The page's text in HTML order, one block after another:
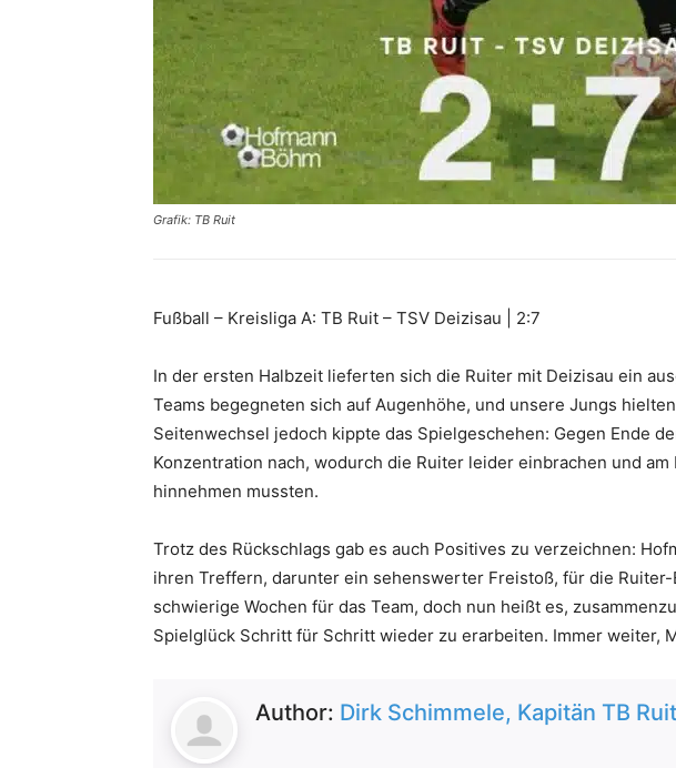
Grafik: TB Ruit
Fußball – Kreisliga A: TB Ruit – TSV Deizisau | 2:7
In der ersten Halbzeit lieferten sich die Ruiter mit Deizisau ein
Teams begegneten sich auf Augenhöhe, und unsere Jungs
Seitenwechsel jedoch kippte das Spielgeschehen: Gegen Ende
Konzentration nach, wodurch die Ruiter leider einbrachen und
hinnehmen mussten.
Trotz des Rückschlags gab es auch Positives zu verzeichnen:
ihren Treffern, darunter ein sehenswerter Freistoß, für die Ruiter-
schwierige Wochen für das Team, doch nun heißt es,
Spielglück Schritt für Schritt wieder zu erarbeiten. Immer weiter,
Author: Dirk Schimmele, Kapitän TB Ruit